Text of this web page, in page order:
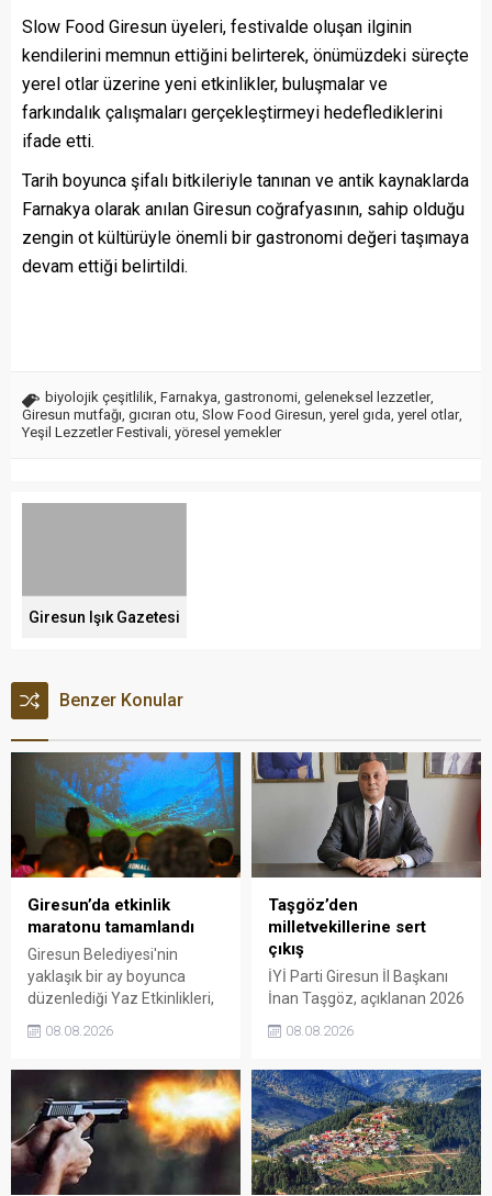
Slow Food Giresun üyeleri, festivalde oluşan ilginin
kendilerini memnun ettiğini belirterek, önümüzdeki süreçte
yerel otlar üzerine yeni etkinlikler, buluşmalar ve
farkındalık çalışmaları gerçekleştirmeyi hedeflediklerini
ifade etti.
Tarih boyunca şifalı bitkileriyle tanınan ve antik kaynaklarda
Farnakya olarak anılan Giresun coğrafyasının, sahip olduğu
zengin ot kültürüyle önemli bir gastronomi değeri taşımaya
devam ettiği belirtildi.
biyolojik çeşitlilik, Farnakya, gastronomi, geleneksel lezzetler,
Giresun mutfağı, gıcıran otu, Slow Food Giresun, yerel gıda, yerel otlar,
Yeşil Lezzetler Festivali, yöresel yemekler
Giresun Işık Gazetesi
Benzer Konular
Giresun’da etkinlik
maratonu tamamlandı
Giresun Belediyesi'nin
yaklaşık bir ay boyunca
düzenlediği Yaz Etkinlikleri,
sanat ve eğlenceyle
organizasyonun ardından
Kadın El Emeği Pazarı'nın
süresi de 16 Ağustos'a
kadar uzatıldı.
08.08.2026
Taşgöz’den
milletvekillerine sert
çıkış
İYİ Parti Giresun İl Başkanı
İnan Taşgöz, açıklanan 2026
üzerinden iktidar
eleştirdi. Taşgöz, üreticinin
emeğinin karşılığını
alamadığını savunarak,
Giresun milletvekillerini
sessiz kalmakla suçladı.
08.08.2026